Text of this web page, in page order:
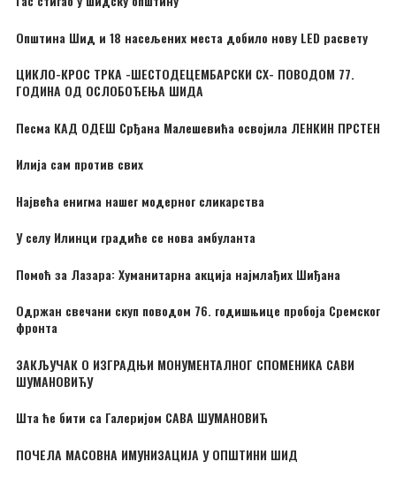
Општина Шид и 18 насељених места добило нову LED расвету
ЦИКЛО-КРОС ТРКА -ШЕСТОДЕЦЕМБАРСКИ CX- ПОВОДОМ 77.
ГОДИНА ОД ОСЛОБОЂЕЊА ШИДА
Песма КАД ОДЕШ Срђана Малешевића освојила ЛЕНКИН ПРСТЕН
Илија сам против свих
Највећа енигма нашег модерног сликарства
У селу Илинци градиће се нова амбуланта
Помоћ за Лазара: Хуманитарна акција најмлађих Шиђана
Одржан свечани скуп поводом 76. годишњице пробоја Сремског
фронта
ЗАКЉУЧАК О ИЗГРАДЊИ МОНУМЕНТАЛНОГ СПОМЕНИКА САВИ
ШУМАНОВИЋУ
Шта ће бити са Галеријом САВА ШУМАНОВИЋ
ПОЧЕЛА МАСОВНА ИМУНИЗАЦИЈА У ОПШТИНИ ШИД